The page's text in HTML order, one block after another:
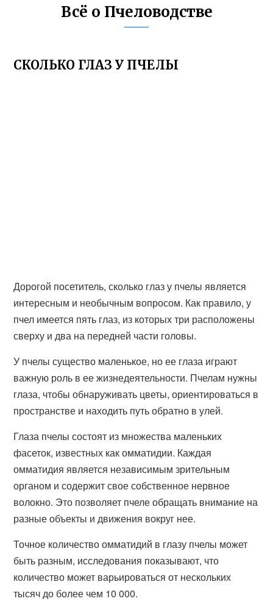
Всё о Пчеловодстве
СКОЛЬКО ГЛАЗ У ПЧЕЛЫ
Дорогой посетитель, сколько глаз у пчелы является
интересным и необычным вопросом. Как правило, у
пчел имеется пять глаз, из которых три расположены
сверху и два на передней части головы.
У пчелы существо маленькое, но ее глаза играют
важную роль в ее жизнедеятельности. Пчелам нужны
глаза, чтобы обнаруживать цветы, ориентироваться в
пространстве и находить путь обратно в улей.
Глаза пчелы состоят из множества маленьких
фасеток, известных как омматидии. Каждая
омматидия является независимым зрительным
органом и содержит свое собственное нервное
волокно. Это позволяет пчеле обращать внимание на
разные объекты и движения вокруг нее.
Точное количество омматидий в глазу пчелы может
быть разным, исследования показывают, что
количество может варьироваться от нескольких
тысяч до более чем 10 000.